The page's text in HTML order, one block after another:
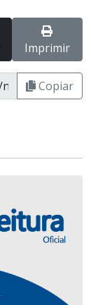
Imprimir
Copiar